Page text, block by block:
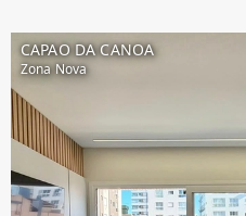
CAPAO DA CANOA
Zona Nova